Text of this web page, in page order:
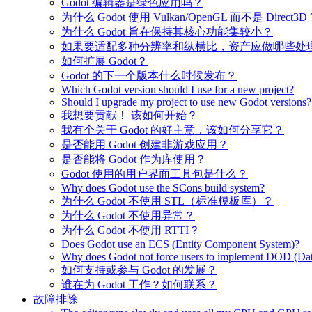
Godot 编辑器是绿色应用吗？
为什么 Godot 使用 Vulkan/OpenGL 而不是 Direct3D
为什么 Godot 旨在保持其核心功能集较小？
如果要适配多种分辨率和纵横比，资产应做哪些处
如何扩展 Godot？
Godot 的下一个版本什么时候发布？
Which Godot version should I use for a new project?
Should I upgrade my project to use new Godot versions?
我想要贡献！ 该如何开始？
我有个关于 Godot 的好主意，该如何分享它？
是否能用 Godot 创建非游戏应用？
是否能将 Godot 作为库使用？
Godot 使用的用户界面工具包是什么？
Why does Godot use the SCons build system?
为什么 Godot 不使用 STL（标准模板库）？
为什么 Godot 不使用异常？
为什么 Godot 不使用 RTTI？
Does Godot use an ECS (Entity Component System)?
Why does Godot not force users to implement DOD
如何支持或参与 Godot 的发展？
谁在为 Godot 工作？如何联系？
故障排除